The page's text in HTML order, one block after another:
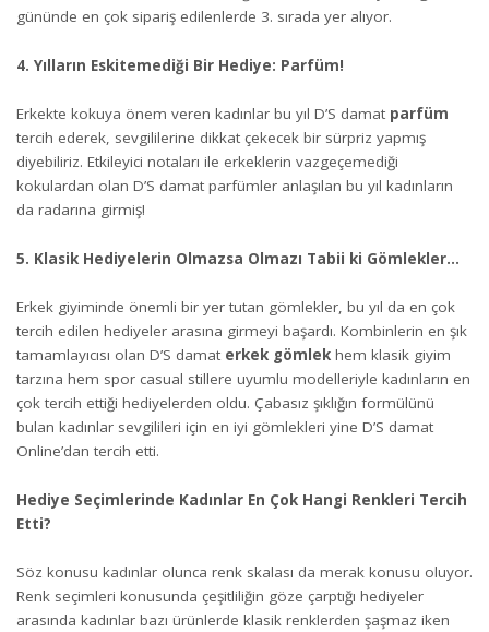
gününde en çok sipariş edilenlerde 3. sırada yer alıyor.
4. Yılların Eskitemediği Bir Hediye: Parfüm!
Erkekte kokuya önem veren kadınlar bu yıl D’S damat parfüm
tercih ederek, sevgililerine dikkat çekecek bir sürpriz yapmış
diyebiliriz. Etkileyici notaları ile erkeklerin vazgeçemediği
kokulardan olan D’S damat parfümler anlaşılan bu yıl kadınların
da radarına girmiş!
5. Klasik Hediyelerin Olmazsa Olmazı Tabii ki Gömlekler…
Erkek giyiminde önemli bir yer tutan gömlekler, bu yıl da en çok
tercih edilen hediyeler arasına girmeyi başardı. Kombinlerin en şık
tamamlayıcısı olan D’S damat erkek gömlek hem klasik giyim
tarzına hem spor casual stillere uyumlu modelleriyle kadınların en
çok tercih ettiği hediyelerden oldu. Çabasız şıklığın formülünü
bulan kadınlar sevgilileri için en iyi gömlekleri yine D’S damat
Online’dan tercih etti.
Hediye Seçimlerinde Kadınlar En Çok Hangi Renkleri Tercih
Etti?
Söz konusu kadınlar olunca renk skalası da merak konusu oluyor.
Renk seçimleri konusunda çeşitliliğin göze çarptığı hediyeler
arasında kadınlar bazı ürünlerde klasik renklerden şaşmaz iken